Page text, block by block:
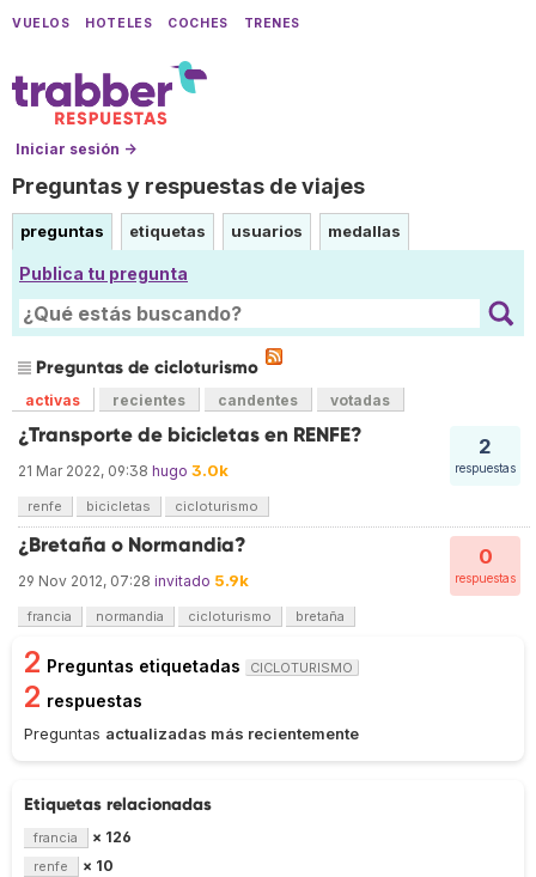
VUELOS HOTELES COCHES TRENES
Iniciar sesión →
Preguntas y respuestas de viajes
preguntas etiquetas usuarios medallas
Publica tu pregunta
Preguntas de cicloturismo
activas recientes candentes votadas
2
respuestas
¿Transporte de bicicletas en RENFE?
21 Mar 2022, 09:38 hugo 3.0k
renfe bicicletas cicloturismo
0
respuestas
¿Bretaña o Normandia?
29 Nov 2012, 07:28 invitado 5.9k
francia normandia cicloturismo bretaña
2 Preguntas etiquetadas CICLOTURISMO
2 respuestas
Preguntas actualizadas más recientemente
Etiquetas relacionadas
francia × 126
renfe × 10